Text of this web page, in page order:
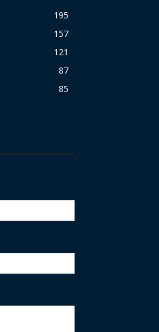
195
157
121
87
85